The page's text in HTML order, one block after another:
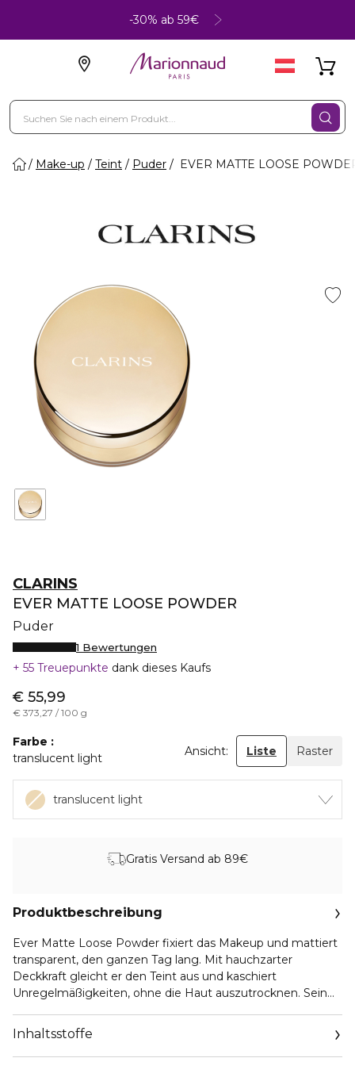
-30% ab 59€
Make-up Teint Puder EVER MATTE LOOSE
CLARINS
EVER MATTE LOOSE POWDER
Puder
1 Bewertungen
55 Treuepunkte dank dieses Kaufs
€ 55,99
€ 373,27 / 100 g
Farbe
translucent light
Ansicht: Liste Raster
translucent light
Gratis Versand ab 89€
Produktbeschreibung
Ever Matte Loose Powder fixiert das Makeup und mattiert
transparent, den ganzen Tag lang. Mit hauchzarter
Deckkraft gleicht er den Teint aus und kaschiert
Unregelmäßigkeiten, ohne die Haut auszutrocknen. Sein
den Halt des Makeups, während Pfirsichbaum-Milch sie
samtig-weich macht.
Inhaltsstoffe